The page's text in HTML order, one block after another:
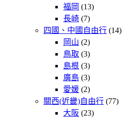
福岡 (13)
長崎 (7)
四國、中國自由行 (14)
岡山 (2)
鳥取 (3)
島根 (3)
廣島 (3)
愛媛 (2)
關西(近畿)自由行 (77)
大阪 (23)